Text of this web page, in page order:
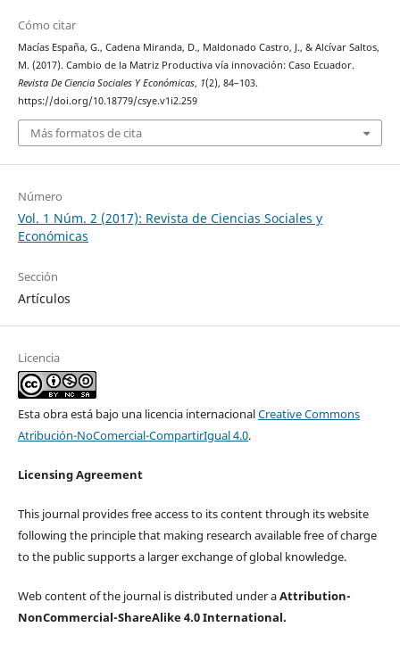
Cómo citar
Macías España, G., Cadena Miranda, D., Maldonado Castro, J., & Alcívar Saltos,
M. (2017). Cambio de la Matriz Productiva vía innovación: Caso Ecuador.
Revista De Ciencia Sociales Y Económicas, 1(2), 84–103.
https://doi.org/10.18779/csye.v1i2.259
Más formatos de cita
Número
Vol. 1 Núm. 2 (2017): Revista de Ciencias Sociales y
Económicas
Sección
Artículos
Licencia
Esta obra está bajo una licencia internacionalCreative Commons
Atribución-NoComercial-CompartirIgual 4.0.
Licensing Agreement
This journal provides free access to its content through its website
following the principle that making research available free of charge
to the public supports a larger exchange of global knowledge.
Web content of the journal is distributed under aAttribution-
NonCommercial-ShareAlike 4.0 International.